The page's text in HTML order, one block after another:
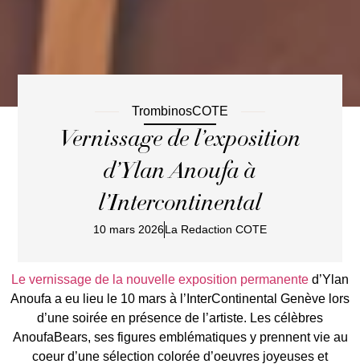
TrombinosCOTE
Vernissage de l’exposition
d’Ylan Anoufa à
l’Intercontinental
10 mars 2026La Redaction COTE
Le vernissage de la nouvelle exposition permanente d’Ylan
Anoufa a eu lieu le 10 mars à l’InterContinental Genève lors
d’une soirée en présence de l’artiste. Les célèbres
AnoufaBears, ses figures emblématiques y prennent vie au
coeur d’une sélection colorée d’oeuvres joyeuses et